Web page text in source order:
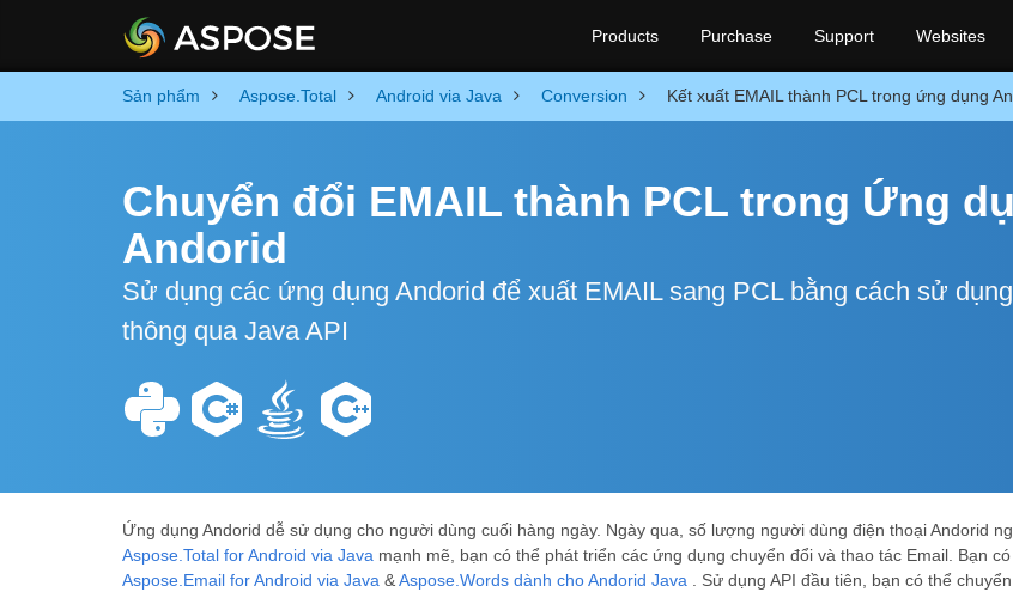
Products Purchase Support Websites
Sản phẩm Aspose.Total Android via Java Conversion Kết xuất EMAIL thành PCL trong ứng dụng
Chuyển đổi EMAIL thành PCL trong Ứng
Andorid
Sử dụng các ứng dụng Andorid để xuất EMAIL sang PCL bằng cách sử
thông qua Java API
Ứng dụng Andorid dễ sử dụng cho người dùng cuối hàng ngày. Ngày qua, số lượng người dùng điện thoại Andorid
Aspose.Total for Android via Java mạnh mẽ, bạn có thể phát triển các ứng dụng chuyển đổi và thao tác Email. Bạn
Aspose.Email for Android via Java &Aspose.Words dành cho Andorid Java . Sử dụng API đầu tiên, bạn có thể